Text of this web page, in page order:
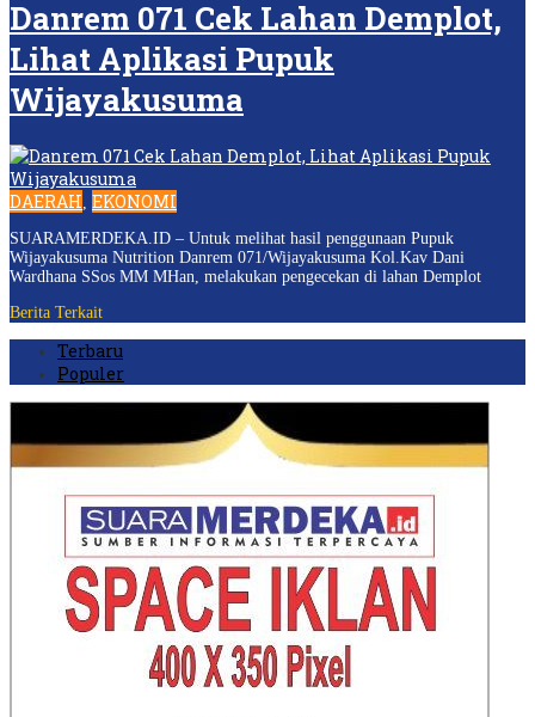
Danrem 071 Cek Lahan Demplot,
Lihat Aplikasi Pupuk
Wijayakusuma
DAERAH, EKONOMI
SUARAMERDEKA.ID – Untuk melihat hasil penggunaan Pupuk
Wijayakusuma Nutrition Danrem 071/Wijayakusuma Kol.Kav Dani
Wardhana SSos MM MHan, melakukan pengecekan di lahan Demplot
Berita Terkait
Terbaru
Populer